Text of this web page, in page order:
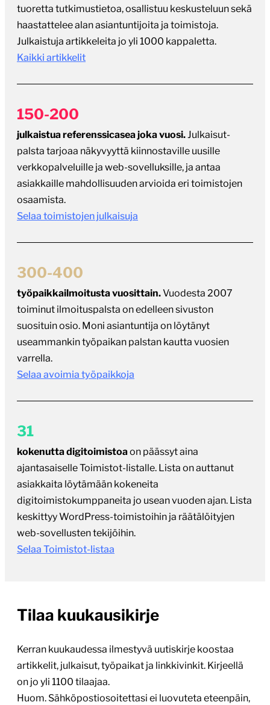
tuoretta tutkimustietoa, osallistuu keskusteluun sekä
haastattelee alan asiantuntijoita ja toimistoja.
Julkaistuja artikkeleita jo yli 1000 kappaletta.
Kaikki artikkelit
150-200
julkaistua referenssicasea joka vuosi.Julkaisut-
palsta tarjoaa näkyvyyttä kiinnostaville uusille
verkkopalveluille ja web-sovelluksille, ja antaa
asiakkaille mahdollisuuden arvioida eri toimistojen
osaamista.
Selaa toimistojen julkaisuja
300-400
työpaikkailmoitusta vuosittain.Vuodesta 2007
toiminut ilmoituspalsta on edelleen sivuston
suosituin osio. Moni asiantuntija on löytänyt
useammankin työpaikan palstan kautta vuosien
varrella.
Selaa avoimia työpaikkoja
31
kokenutta digitoimistoaon päässyt aina
ajantasaiselle Toimistot-listalle. Lista on auttanut
asiakkaita löytämään kokeneita
digitoimistokumppaneita jo usean vuoden ajan. Lista
keskittyy WordPress-toimistoihin ja räätälöityjen
web-sovellusten tekijöihin.
Selaa Toimistot-listaa
Tilaa kuukausikirje
Kerran kuukaudessa ilmestyvä uutiskirje koostaa
artikkelit, julkaisut, työpaikat ja linkkivinkit. Kirjeellä
on jo yli 1100 tilaajaa.
Huom. Sähköpostiosoitettasi ei luovuteta eteenpäin,